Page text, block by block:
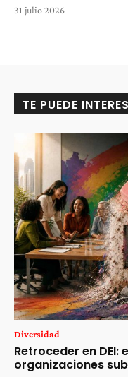
31 julio 2026
TE PUEDE
Diversidad
Retroceder en DEI:
organizaciones